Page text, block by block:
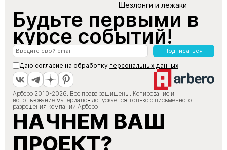
Шезлонги и лежаки
Будьте первыми в
курсе событий!
Подписаться
Даю согласие на обработку персональных данных
Арберо 2010-2026. Все права защищены. Копирование и
использование материалов допускается только с письменного
разрешения компании Арберо
НАЧНЕМ ВАШ
ПРОЕКТ?